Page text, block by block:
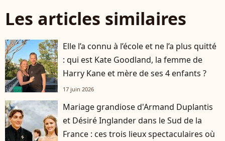
Les articles similaires
Elle l’a connu à l’école et ne l’a plus quitté
: qui est Kate Goodland, la femme de
Harry Kane et mère de ses 4 enfants ?
17 juin 2026
Mariage grandiose d'Armand Duplantis
et Désiré Inglander dans le Sud de la
France : ces trois lieux spectaculaires où